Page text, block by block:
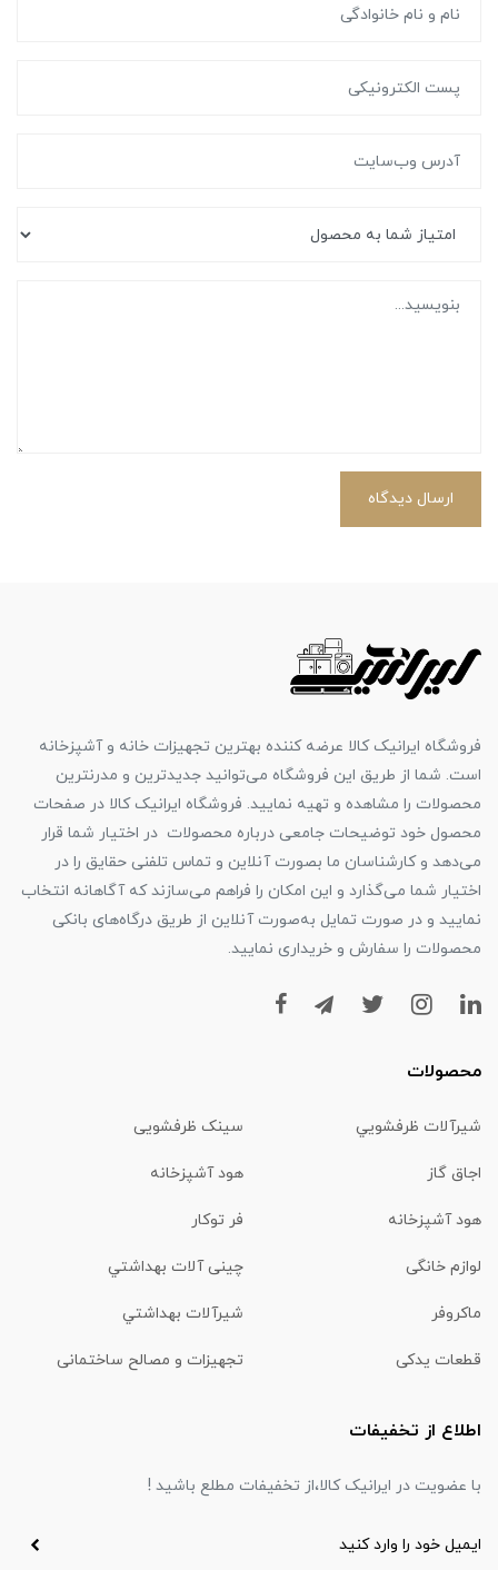
ارسال دیدگاه
فروشگاه ایرانیک کالا عرضه کننده بهترین تجهیزات خانه و آشپزخانه
است. شما از طریق این فروشگاه می‌توانید جدیدترین و مدرنترین
محصولات را مشاهده و تهیه نمایید. فروشگاه ایرانیک کالا در صفحات
محصول خود توضیحات جامعی درباره محصولات در اختیار شما قرار
می‌دهد و کارشناسان ما بصورت آنلاین و تماس تلفنی حقایق را در
اختیار شما می‌گذارد و این امکان را فراهم می‌سازند که آگاهانه انتخاب
نمایید و در صورت تمایل به‌صورت آنلاین از طریق درگاه‌های بانکی
محصولات را سفارش و خریداری نمایید.
محصولات
شیرآلات ظرفشويي سینک ظرفشویی
اجاق گاز هود آشپزخانه
هود آشپزخانه فر توکار
لوازم خانگی چینی آلات بهداشتي
ماكروفر شیرآلات بهداشتي
قطعات یدکی تجهیزات و مصالح ساختمانی
اطلاع از تخفیفات
با عضویت در ایرانیک کالا،از تخفیفات مطلع باشید !